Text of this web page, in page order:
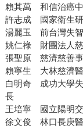
賴其萬 和信治癌
許志成 國家衛生研
湯麗玉 前台灣失
姚仁祿 財團法人慈
張聖原 慈濟慈善
賴寧生 大林慈濟
白明奇 成功大學失
長
王培寧 國立陽明
徐文俊 林口長庚